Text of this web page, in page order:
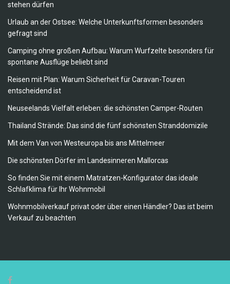
stehen dürfen
Urlaub an der Ostsee: Welche Unterkunftsformen besonders
gefragt sind
Camping ohne großen Aufbau: Warum Wurfzelte besonders für
spontane Ausflüge beliebt sind
Reisen mit Plan: Warum Sicherheit für Caravan-Touren
entscheidend ist
Neuseelands Vielfalt erleben: die schönsten Camper-Routen
Thailand Strände: Das sind die fünf schönsten Stranddomizile
Mit dem Van von Westeuropa bis ans Mittelmeer
Die schönsten Dörfer im Landesinneren Mallorcas
So finden Sie mit einem Matratzen-Konfigurator das ideale
Schlafklima für Ihr Wohnmobil
Wohnmobilverkauf privat oder über einen Händler? Das ist beim
Verkauf zu beachten